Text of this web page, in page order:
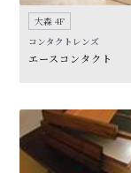
大森 4F
コンタクトレンズ
エースコンタクト